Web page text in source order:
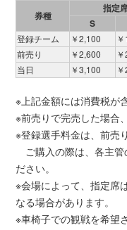
券種
指定
S
登録チーム ￥2,100
前売り
￥2,600
当日
￥3,100
※上記金額には消費税が
※前売りで完売した場合
※登録選手料金は、前売
ご購入の際は、各主管
ださい。
※会場によって、指定席
なる場合があります。
※車椅子での観戦を希望